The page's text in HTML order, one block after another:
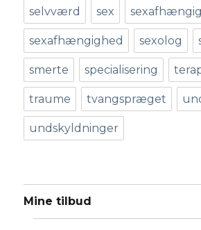
selvværd sex sexafhængig
sexafhængighed sexolog
smerte specialisering
traume tvangspræget
undskyldninger
Mine tilbud